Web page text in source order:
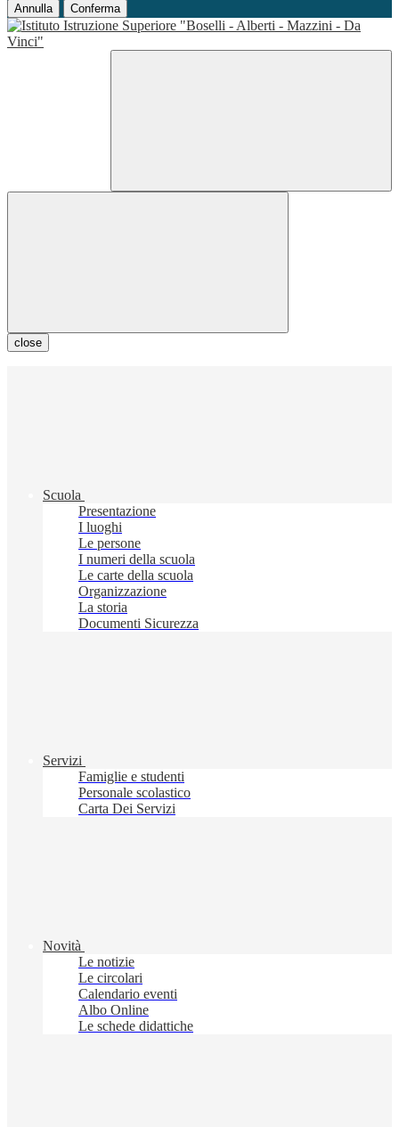
Annulla Conferma
close
Scuola
Presentazione
I luoghi
Le persone
I numeri della scuola
Le carte della scuola
Organizzazione
La storia
Documenti Sicurezza
Servizi
Famiglie e studenti
Personale scolastico
Carta Dei Servizi
Novità
Le notizie
Le circolari
Calendario eventi
Albo Online
Le schede didattiche